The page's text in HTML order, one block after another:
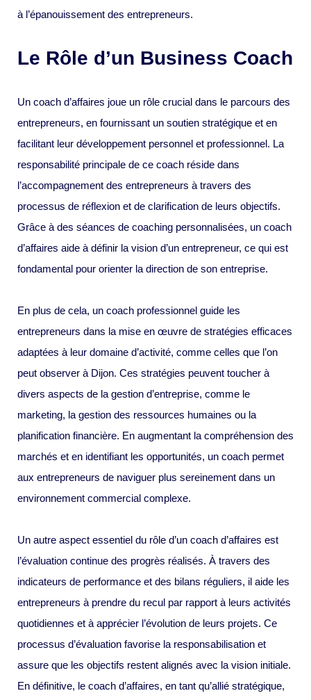
à l’épanouissement des entrepreneurs.
Le Rôle d’un Business Coach
Un coach d’affaires joue un rôle crucial dans le parcours des
entrepreneurs, en fournissant un soutien stratégique et en
facilitant leur développement personnel et professionnel. La
responsabilité principale de ce coach réside dans
l’accompagnement des entrepreneurs à travers des
processus de réflexion et de clarification de leurs objectifs.
Grâce à des séances de coaching personnalisées, un coach
d’affaires aide à définir la vision d’un entrepreneur, ce qui est
fondamental pour orienter la direction de son entreprise.
En plus de cela, un coach professionnel guide les
entrepreneurs dans la mise en œuvre de stratégies efficaces
adaptées à leur domaine d’activité, comme celles que l’on
peut observer à Dijon. Ces stratégies peuvent toucher à
divers aspects de la gestion d’entreprise, comme le
marketing, la gestion des ressources humaines ou la
planification financière. En augmentant la compréhension des
marchés et en identifiant les opportunités, un coach permet
aux entrepreneurs de naviguer plus sereinement dans un
environnement commercial complexe.
Un autre aspect essentiel du rôle d’un coach d’affaires est
l’évaluation continue des progrès réalisés. À travers des
indicateurs de performance et des bilans réguliers, il aide les
entrepreneurs à prendre du recul par rapport à leurs activités
quotidiennes et à apprécier l’évolution de leurs projets. Ce
processus d’évaluation favorise la responsabilisation et
assure que les objectifs restent alignés avec la vision initiale.
En définitive, le coach d’affaires, en tant qu’allié stratégique,